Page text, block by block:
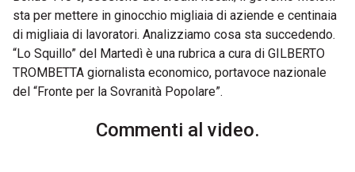
sta per mettere in ginocchio migliaia di aziende e centinaia
di migliaia di lavoratori. Analizziamo cosa sta succedendo.
“Lo Squillo” del Martedì è una rubrica a cura di GILBERTO
TROMBETTA giornalista economico, portavoce nazionale
del “Fronte per la Sovranità Popolare”.
Commenti al video.